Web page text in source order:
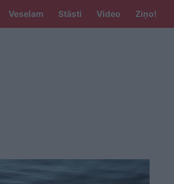
Veselam Stāsti Video Ziņo!